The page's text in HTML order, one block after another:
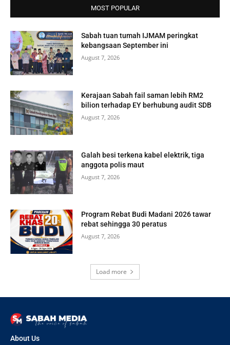
MOST POPULAR
Sabah tuan tumah IJMAM peringkat
kebangsaan September ini
August 7, 2026
Kerajaan Sabah fail saman lebih RM2
bilion terhadap EY berhubung audit SDB
August 7, 2026
Galah besi terkena kabel elektrik, tiga
anggota polis maut
August 7, 2026
Program Rebat Budi Madani 2026 tawar
rebat sehingga 30 peratus
August 7, 2026
Load more
About Us